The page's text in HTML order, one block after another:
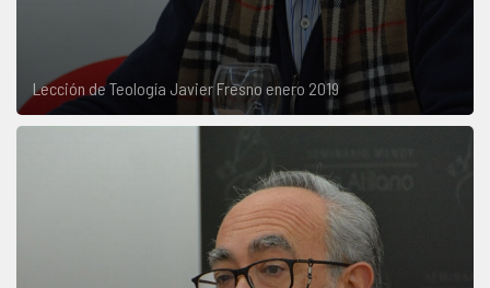
Lección de Teología Javier Fresno enero 2019